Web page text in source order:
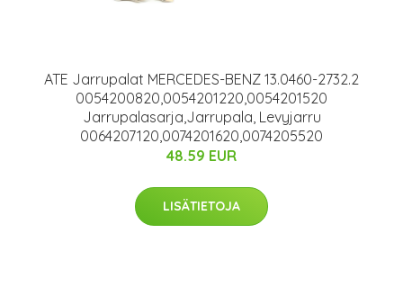
ATE Jarrupalat MERCEDES-BENZ 13.0460-2732.2
0054200820,0054201220,0054201520
Jarrupalasarja,Jarrupala, Levyjarru
0064207120,0074201620,0074205520
48.59 EUR
LISÄTIETOJA